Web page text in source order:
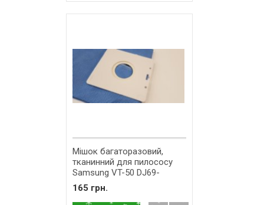
Мішок багаторазовий,
тканинний для пилососу
Samsung VT-50 DJ69-
00420B Підхо
165 грн.